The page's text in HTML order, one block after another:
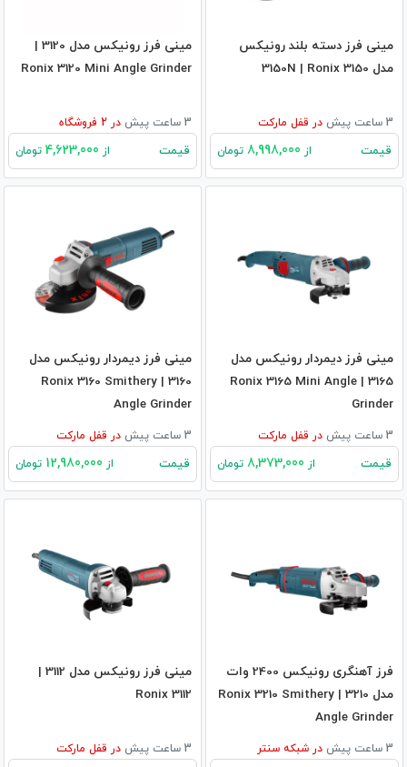
مینی فرز دسته بلند رونیکس
مدل 3150N | Ronix 3150
3 ساعت پیش در قفل مارکت
قیمت از تومان
مینی فرز رونیکس مدل 3120 |
Ronix 3120 Mini Angle Grinder
3 ساعت پیش در فروشگاه
قیمت از تومان
مینی فرز دیمردار رونیکس مدل
3165 | Ronix 3165 Mini Angle
Grinder
3 ساعت پیش در قفل مارکت
قیمت از تومان
مینی فرز دیمردار رونیکس مدل
3160 | Ronix 3160 Smithery
Angle Grinder
3 ساعت پیش در قفل مارکت
قیمت از تومان
فرز آهنگری رونیکس 2400 وات
مدل 3210 | Ronix 3210 Smithery
Angle Grinder
3 ساعت پیش در شبکه سنتر
مینی فرز رونیکس مدل 3112 |
Ronix 3112
3 ساعت پیش در قفل مارکت